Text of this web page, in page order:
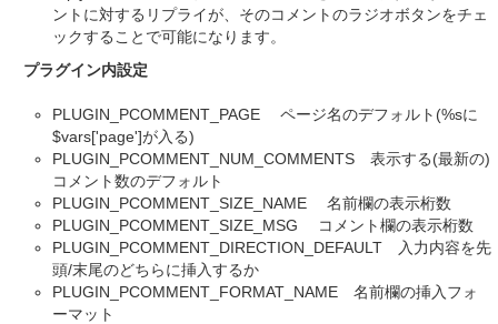
ントに対するリプライが、そのコメントのラジオボタンをチェ
ックすることで可能になります。
プラグイン内設定
PLUGIN_PCOMMENT_PAGE ページ名のデフォルト(%sに
$vars['page']が入る)
PLUGIN_PCOMMENT_NUM_COMMENTS 表示する(最新の)
コメント数のデフォルト
PLUGIN_PCOMMENT_SIZE_NAME 名前欄の表示桁数
PLUGIN_PCOMMENT_SIZE_MSG コメント欄の表示桁数
PLUGIN_PCOMMENT_DIRECTION_DEFAULT 入力内容を先
頭/末尾のどちらに挿入するか
PLUGIN_PCOMMENT_FORMAT_NAME 名前欄の挿入フォ
ーマット